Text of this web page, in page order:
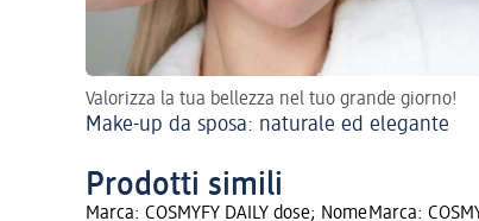
Valorizza la tua bellezza nel tuo grande giorno!
Make-up da sposa: naturale ed elegante
Prodotti simili
Marca: COSMYFY DAILY dose; Nome Marca: